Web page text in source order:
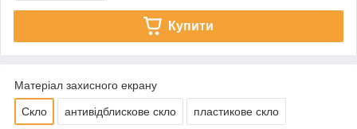
Купити
Матеріал захисного екрану
Скло антивідблискове скло пластикове скло